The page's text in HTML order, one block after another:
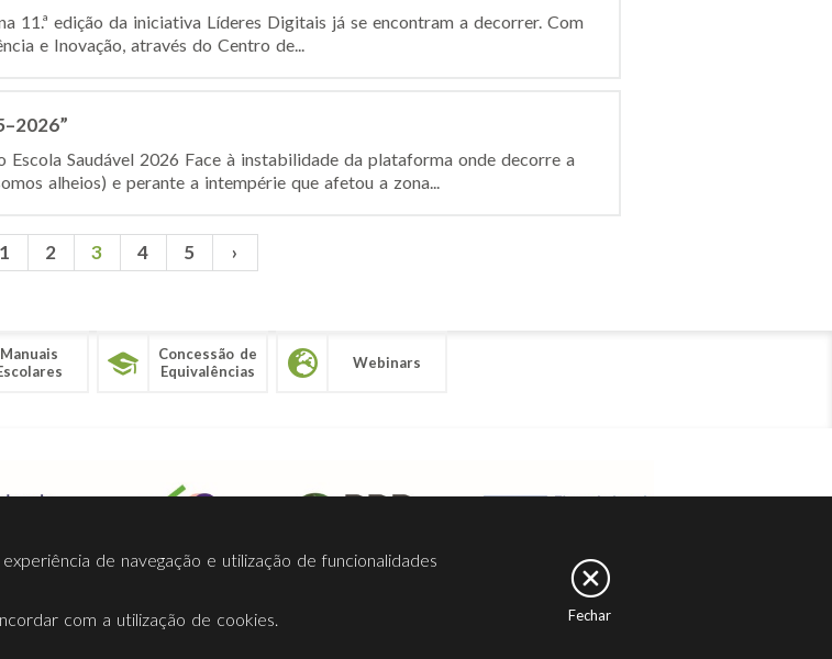
11.ª edição da iniciativa Líderes Digitais já se encontram a decorrer. Com
e Inovação, através do Centro de...
Saudável 2026 Face à instabilidade da plataforma onde decorre a
alheios) e perante a intempérie que afetou a zona...
1 2 3 4 5 ›
Manuais
Concessão de
Equivalências
Webinars
Contactos Ligações Facebook
de navegação e utilização de funcionalidades
com a utilização de cookies.
Fechar